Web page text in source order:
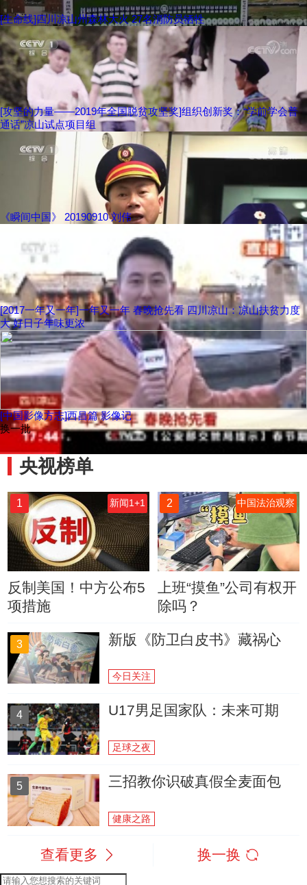
[生命线]四川凉山州森林大火 27名消防员牺牲
[攻坚的力量——2019年全国脱贫攻坚奖]组织创新奖：“学前学会普
通话”凉山试点项目组
《瞬间中国》 20190910 刘伟
[2017一年又一年]一年又一年 春晚抢先看 四川凉山：凉山扶贫力度
大 好日子年味更浓
[中国影像方志]西昌篇 影像记
换一批
央视榜单
1 新闻1+1
反制美国！中方公布5
项措施
2 中国法治观察
上班“摸鱼”公司有权开
除吗？
3 新版《防卫白皮书》藏祸心
今日关注
4 U17男足国家队：未来可期
足球之夜
5 三招教你识破真假全麦面包
健康之路
查看更多 换一换